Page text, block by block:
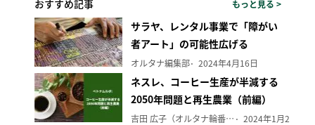
おすすめ記事 もっと見る >
サラヤ、レンタル事業で「障がい
者アート」の可能性広げる
オルタナ編集部 2024年4月16日
ネスレ、コーヒー生産が半減する
2050年問題と再生農業（前編）
吉田 広子（オルタナ輪番編集長） 2024年1月29日